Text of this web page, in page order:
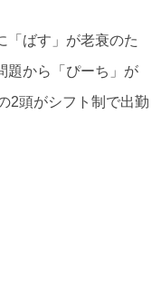
「ばす」が老衰のた
題から「ぴーち」が
2頭がシフト制で出勤